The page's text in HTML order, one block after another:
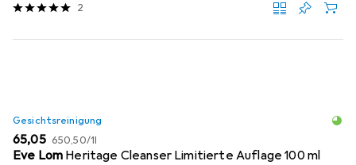
2
Gesichtsreinigung
EUR
65,05 EUR
650,50/1l
Eve Lom Heritage Cleanser Limitierte Auflage 100 ml